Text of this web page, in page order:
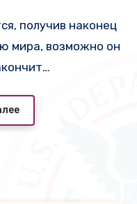
получив наконец
мира, возможно он